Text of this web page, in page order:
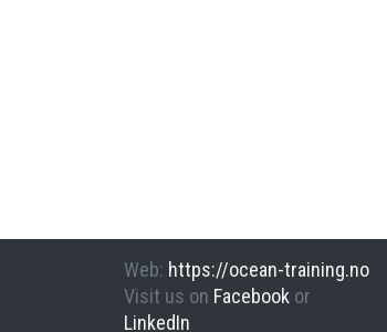
Web: https://ocean-training.no
Visit us on Facebook or
LinkedIn